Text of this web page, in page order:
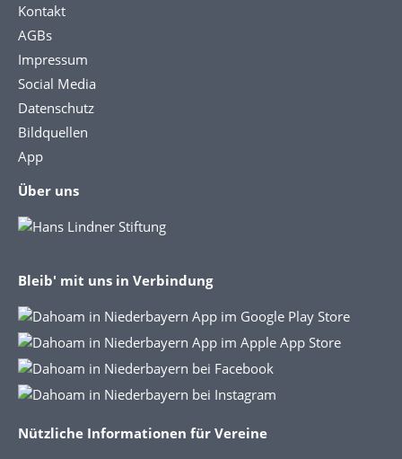
Kontakt
AGBs
Impressum
Social Media
Datenschutz
Bildquellen
App
Über uns
Bleib' mit uns in Verbindung
Nützliche Informationen für Vereine